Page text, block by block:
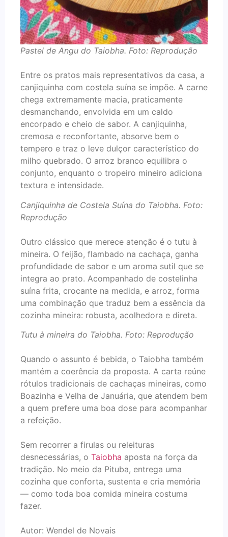
Pastel de Angu do Taiobha. Foto: Reprodução
Entre os pratos mais representativos da casa, a
canjiquinha com costela suína se impõe. A carne
chega extremamente macia, praticamente
desmanchando, envolvida em um caldo
encorpado e cheio de sabor. A canjiquinha,
cremosa e reconfortante, absorve bem o
tempero e traz o leve dulçor característico do
milho quebrado. O arroz branco equilibra o
conjunto, enquanto o tropeiro mineiro adiciona
textura e intensidade.
Canjiquinha de Costela Suína do Taiobha. Foto:
Reprodução
Outro clássico que merece atenção é o tutu à
mineira. O feijão, flambado na cachaça, ganha
profundidade de sabor e um aroma sutil que se
integra ao prato. Acompanhado de costelinha
suína frita, crocante na medida, e arroz, forma
uma combinação que traduz bem a essência da
cozinha mineira: robusta, acolhedora e direta.
Tutu à mineira do Taiobha. Foto: Reprodução
Quando o assunto é bebida, o Taiobha também
mantém a coerência da proposta. A carta reúne
rótulos tradicionais de cachaças mineiras, como
Boazinha e Velha de Januária, que atendem bem
a quem prefere uma boa dose para acompanhar
a refeição.
Sem recorrer a firulas ou releituras
desnecessárias, o Taiobha aposta na força da
tradição. No meio da Pituba, entrega uma
cozinha que conforta, sustenta e cria memória
— como toda boa comida mineira costuma
fazer.
Autor: Wendel de Novais